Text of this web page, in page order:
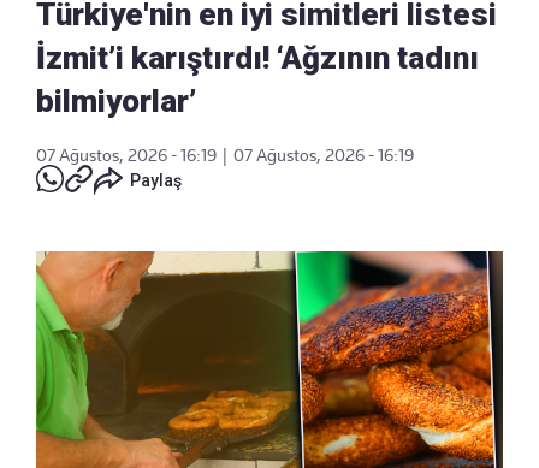
Türkiye'nin en iyi simitleri listesi
İzmit’i karıştırdı! ‘Ağzının tadını
bilmiyorlar’
07 Ağustos, 2026 - 16:19
07 Ağustos, 2026 - 16:19
Paylaş